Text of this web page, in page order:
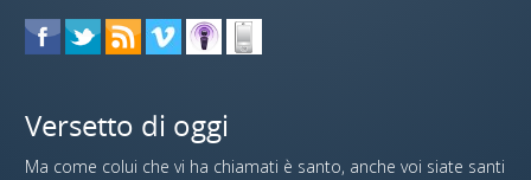
Versetto di oggi
Ma come colui che vi ha chiamati è santo, anche voi siate santi